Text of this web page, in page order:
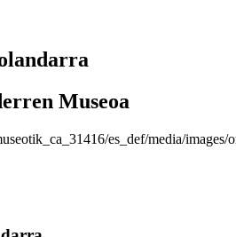
Museoa
es_def/media/images/